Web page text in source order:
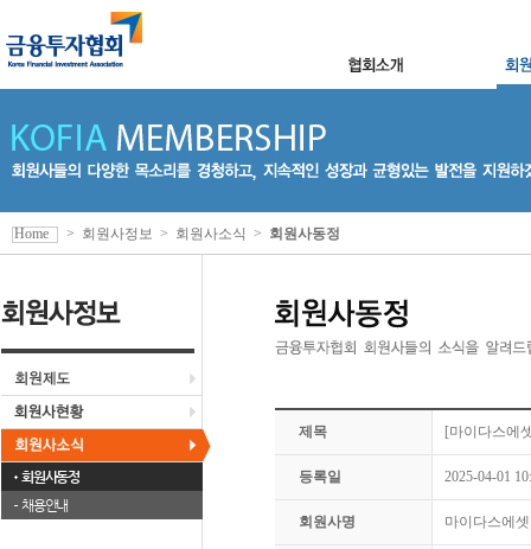
회원사동정
채용안내
Home > 회원사정보 > 회원사소식 > 회원사동정
제목 [마이다스에
등록일 2025-04-01
회원사명 마이다스에